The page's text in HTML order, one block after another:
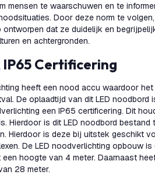
mensen te waarschuwen en te
Door deze norm te
dat ze duidelijk en
en achtergronden.
IP65 Certificering
heeft een nood accu waardoor
De oplaadtijd van dit LED noodbord
een IP65 certificering. Dit
Hierdoor is dit LED noodbord bestand
Hierdoor is deze bij uitstek geschikt
De LED noodverlichting opbouw
hoogte van 4 meter. Daarnaast
28 meter.